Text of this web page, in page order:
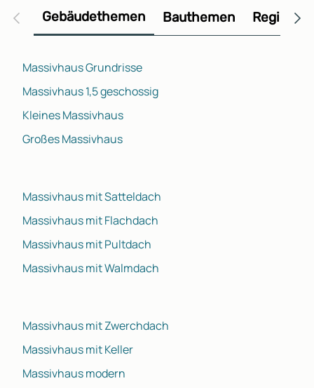
Gebäudethemen Bauthemen
Massivhaus Grundrisse
Massivhaus 1,5 geschossig
Kleines Massivhaus
Großes Massivhaus
Massivhaus mit Satteldach
Massivhaus mit Flachdach
Massivhaus mit Pultdach
Massivhaus mit Walmdach
Massivhaus mit Zwerchdach
Massivhaus mit Keller
Massivhaus modern